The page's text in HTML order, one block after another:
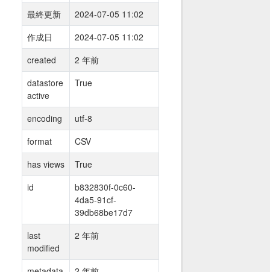
最終更新
2024-07-05 11:02
作成日
2024-07-05 11:02
created
2 年前
datastore
active
True
encoding
utf-8
format
CSV
has views
True
id
b832830f-0c60-
4da5-91cf-
39db68be17d7
last
modified
2 年前